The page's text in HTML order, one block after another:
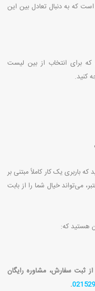
که به دنبال تعادل بین این
که برای انتخاب از بین لیست
کنید.
باربری یک کار کاملاً مبتنی بر
می‌تواند خیال شما را از بابت
هستید که:
ثبت سفارش، مشاوره رایگان